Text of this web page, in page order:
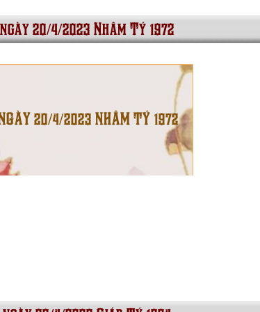
20/4/2023 Nhâm Tý 1972
20/4/2023 NHÂM TÝ 1972